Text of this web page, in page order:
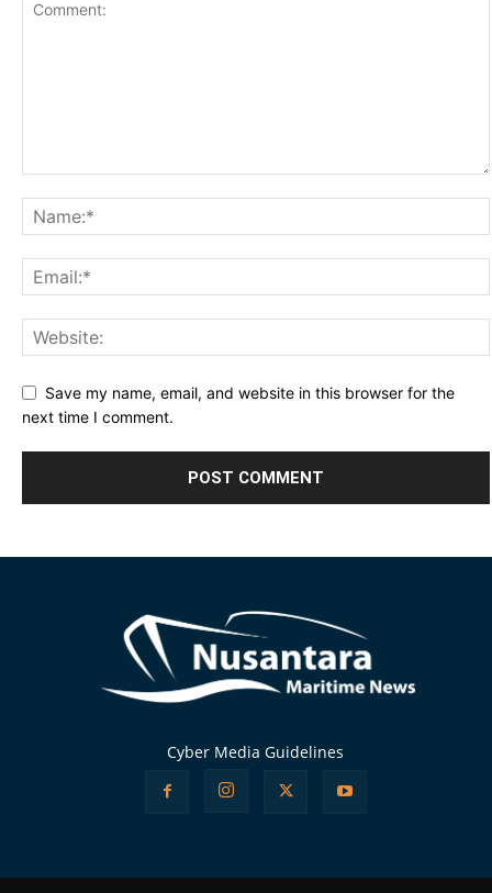
Save my name, email, and website in this browser for the
next time I comment.
Cyber Media Guidelines